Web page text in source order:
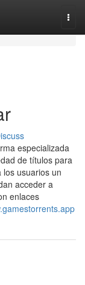
especializada
de títulos para
usuarios un
acceder a
enlaces